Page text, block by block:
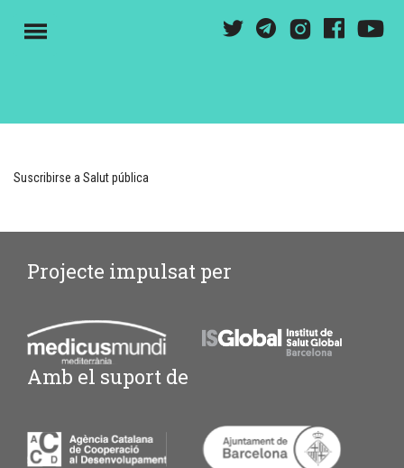
M T G I F Y
Suscribirse a Salut pública
Projecte impulsat per
Amb el suport de